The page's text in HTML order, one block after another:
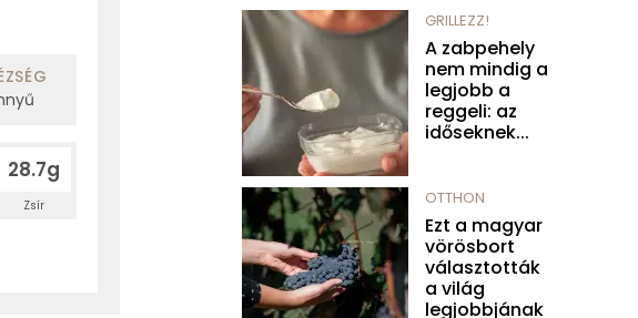
28.7g
Zsír
GRILLEZZ!
A zabpehely
nem mindig a
legjobb a
reggeli: az
időseknek...
OTTHON
Ezt a magyar
vörösbort
választották
a világ
legjobbjának